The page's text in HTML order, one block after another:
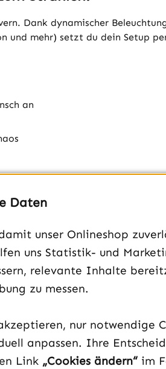
Dank dynamischer
und mehr) setzt du dein Setup
an
Daten
unser Onlineshop
uns Statistik- und
relevante Inhalte
zu messen.
nur notwendige
anpassen. Ihre
Link „Cookies ändern“ im